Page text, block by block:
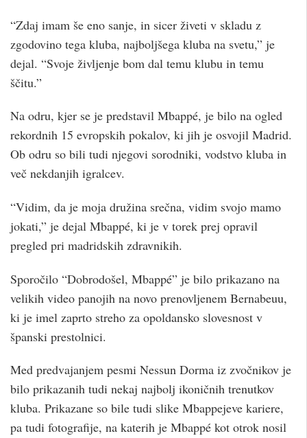
“Zdaj imam še eno sanje, in sicer živeti v skladu z
zgodovino tega kluba, najboljšega kluba na svetu,” je
dejal. “Svoje življenje bom dal temu klubu in temu
ščitu.”
Na odru, kjer se je predstavil Mbappé, je bilo na ogled
rekordnih 15 evropskih pokalov, ki jih je osvojil Madrid.
Ob odru so bili tudi njegovi sorodniki, vodstvo kluba in
več nekdanjih igralcev.
“Vidim, da je moja družina srečna, vidim svojo mamo
jokati,” je dejal Mbappé, ki je v torek prej opravil
pregled pri madridskih zdravnikih.
Sporočilo “Dobrodošel, Mbappé” je bilo prikazano na
velikih video panojih na novo prenovljenem Bernabeuu,
ki je imel zaprto streho za opoldansko slovesnost v
španski prestolnici.
Med predvajanjem pesmi Nessun Dorma iz zvočnikov je
bilo prikazanih tudi nekaj najbolj ikoničnih trenutkov
kluba. Prikazane so bile tudi slike Mbappejeve kariere,
pa tudi fotografije, na katerih je Mbappé kot otrok nosil